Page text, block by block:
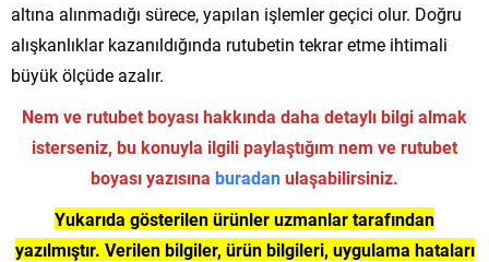
altına alınmadığı sürece, yapılan işlemler geçici olur. Doğru
alışkanlıklar kazanıldığında rutubetin tekrar etme ihtimali
büyük ölçüde azalır.
Nem ve rutubet boyası hakkında daha detaylı bilgi almak
isterseniz, bu konuyla ilgili paylaştığım nem ve rutubet
boyası yazısına buradanulaşabilirsiniz.
Yukarıda gösterilen ürünler uzmanlar tarafından
yazılmıştır. Verilen bilgiler, ürün bilgileri, uygulama hataları